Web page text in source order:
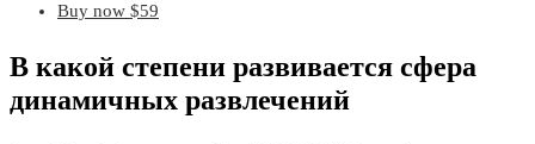
Buy now $59
В какой степени развивается сфера
динамичных развлечений